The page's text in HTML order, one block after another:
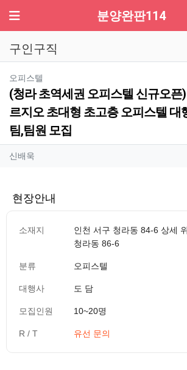
메뉴 분양완판114
구인구직
오피스텔
(청라 초역세권 오피스텔 신규오픈
르지오 초대형 초고층 오피스텔 대
팀,팀원 모집
작성자 정보
신배욱
현장안내
소재지
인천 서구 청라동 84-6 상세
청라동 86-6
분류 오피스텔
대행사 도 담
모집인원 10~20명
R / T 유선 문의